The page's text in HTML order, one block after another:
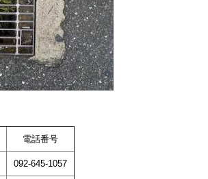
電話番号
092-645-1057